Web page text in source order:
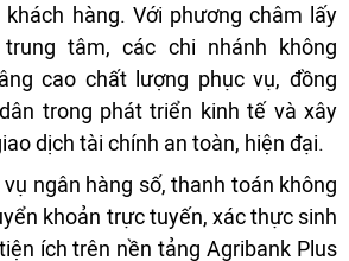
hàng. Với phương châm lấy
tâm, các chi nhánh không
cao chất lượng phục vụ, đồng
trong phát triển kinh tế và xây
dịch tài chính an toàn, hiện đại.
ngân hàng số, thanh toán không
khoản trực tuyến, xác thực sinh
ích trên nền tảng Agribank Plus